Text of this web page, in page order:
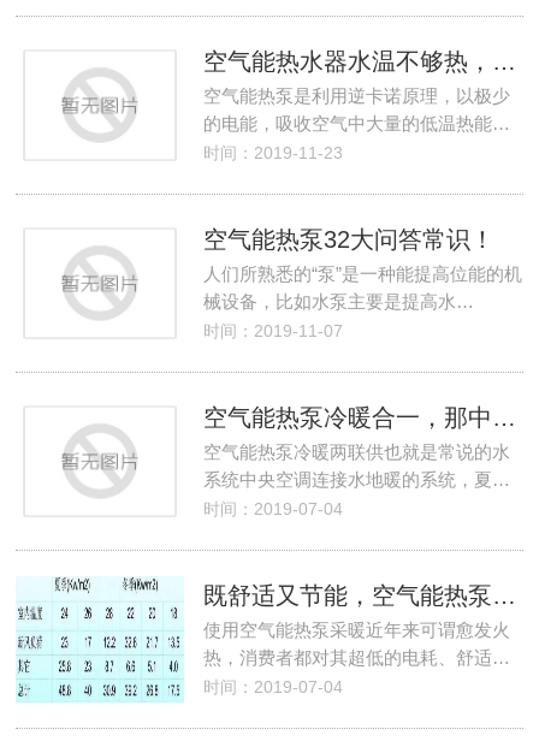
空气能热水器水温不够热，到底是哪出了问题呢？
空气能热泵是利用逆卡诺原理，以极少
的电能，吸收空气中大量的低温热能…
时间：2019-11-23
空气能热泵32大问答常识！
人们所熟悉的“泵”是一种能提高位能的机
械设备，比如水泵主要是提高水…
时间：2019-11-07
空气能热泵冷暖合一，那中央空调与采暖系统管道有区别吗？
空气能热泵冷暖两联供也就是常说的水
系统中央空调连接水地暖的系统，夏…
时间：2019-07-04
既舒适又节能，空气能热泵采暖的温度这么设定就对了
使用空气能热泵采暖近年来可谓愈发火
热，消费者都对其超低的电耗、舒适…
时间：2019-07-04